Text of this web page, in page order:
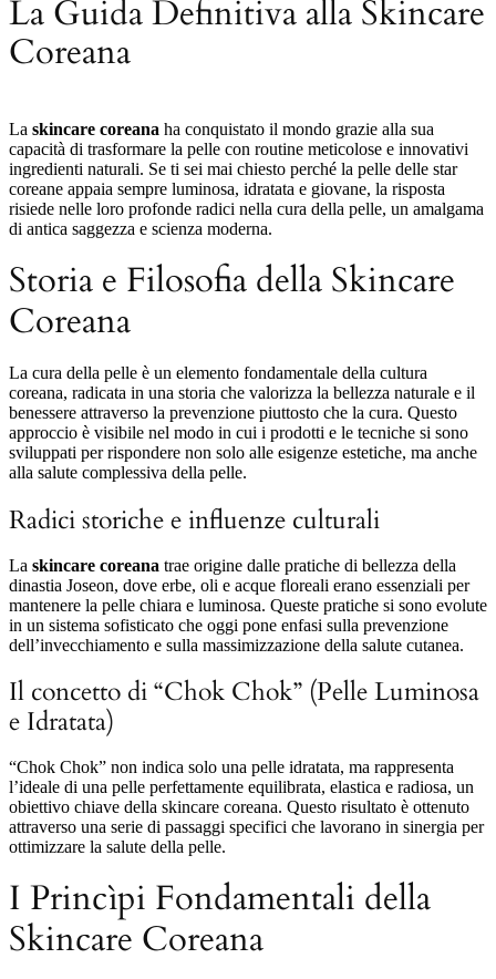
La Guida Definitiva alla Skincare
Coreana
La skincare coreana ha conquistato il mondo grazie alla sua
capacità di trasformare la pelle con routine meticolose e innovativi
ingredienti naturali. Se ti sei mai chiesto perché la pelle delle star
coreane appaia sempre luminosa, idratata e giovane, la risposta
risiede nelle loro profonde radici nella cura della pelle, un amalgama
di antica saggezza e scienza moderna.
Storia e Filosofia della Skincare
Coreana
La cura della pelle è un elemento fondamentale della cultura
coreana, radicata in una storia che valorizza la bellezza naturale e il
benessere attraverso la prevenzione piuttosto che la cura. Questo
approccio è visibile nel modo in cui i prodotti e le tecniche si sono
sviluppati per rispondere non solo alle esigenze estetiche, ma anche
alla salute complessiva della pelle.
Radici storiche e influenze culturali
La skincare coreana trae origine dalle pratiche di bellezza della
dinastia Joseon, dove erbe, oli e acque floreali erano essenziali per
mantenere la pelle chiara e luminosa. Queste pratiche si sono evolute
in un sistema sofisticato che oggi pone enfasi sulla prevenzione
dell’invecchiamento e sulla massimizzazione della salute cutanea.
Il concetto di “Chok Chok” (Pelle Luminosa
e Idratata)
“Chok Chok” non indica solo una pelle idratata, ma rappresenta
l’ideale di una pelle perfettamente equilibrata, elastica e radiosa, un
obiettivo chiave della skincare coreana. Questo risultato è ottenuto
attraverso una serie di passaggi specifici che lavorano in sinergia per
ottimizzare la salute della pelle.
I Princìpi Fondamentali della
Skincare Coreana